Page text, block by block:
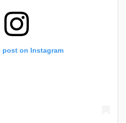
post on Instagram